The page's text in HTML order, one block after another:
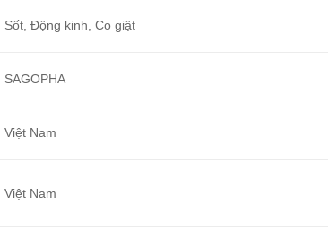
Sốt, Động kinh, Co giật
SAGOPHA
Việt Nam
Việt Nam